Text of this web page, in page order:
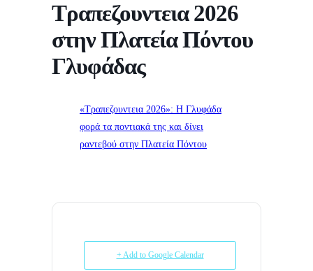
Τραπεζουντεια 2026
στην Πλατεία Πόντου
Γλυφάδας
«Τραπεζουντεια 2026»: Η Γλυφάδα
φορά τα ποντιακά της και δίνει
ραντεβού στην Πλατεία Πόντου
+ Add to Google Calendar